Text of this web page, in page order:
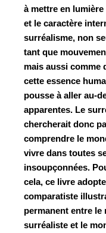
à mettre en
et le caractère
surréalisme, non
tant que
mais aussi comme
cette essence
pousse à aller au-
apparentes. Le
chercherait donc
comprendre le
vivre dans toutes
insoupçonnées.
cela, ce livre
comparatiste
permanent entre le
surréaliste et le